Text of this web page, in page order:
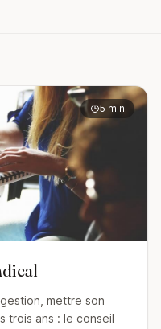
5 min
mettre son
trois ans : le conseil